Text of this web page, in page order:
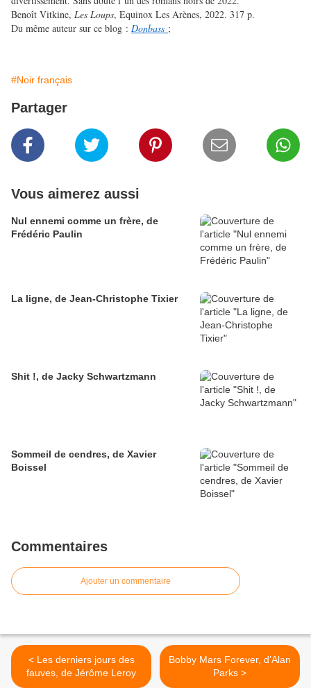
Benoît Vitkine, Les Loups, Equinox Les Arènes, 2022. 317 p.
Du même auteur sur ce blog : Donbass ;
#Noir français
Partager
Vous aimerez aussi
Nul ennemi comme un frère, de
Frédéric Paulin
La ligne, de Jean-Christophe Tixier
Shit !, de Jacky Schwartzmann
Sommeil de cendres, de Xavier
Boissel
Commentaires
Ajouter un commentaire
< Les derniers jours des
fauves, de Jérôme Leroy
Bobby Mars Forever, d’Alan
Parks >